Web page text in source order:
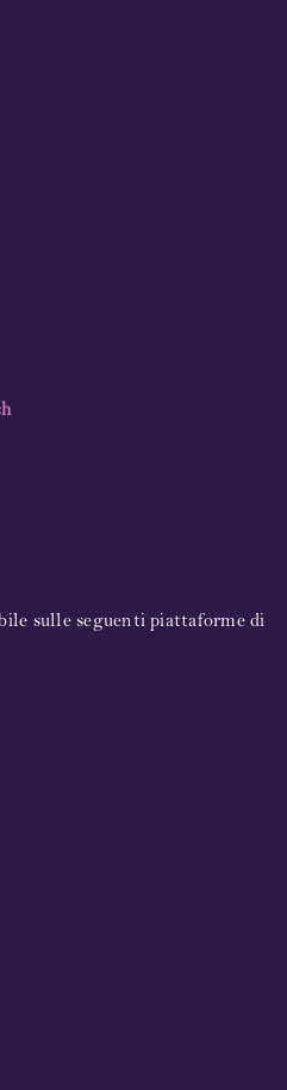
sulle seguenti piattaforme di